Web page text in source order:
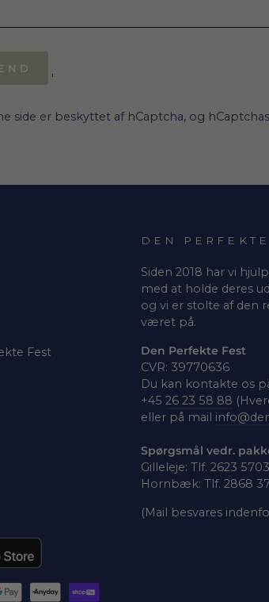
'
side er beskyttet af hCaptcha, og hCaptchas
Fest
DEN
Siden 2018 har vi
med at holde deres
og vi er stolte af den
været på.
Den Perfekte Fest
CVR: 39770636
Du kan kontakte os
+45 26 23 58 88
eller på mail
Spørgsmål vedr.
Gilleleje: Tlf. 2623 5703
Hornbæk: Tlf. 2868
(Mail besvares